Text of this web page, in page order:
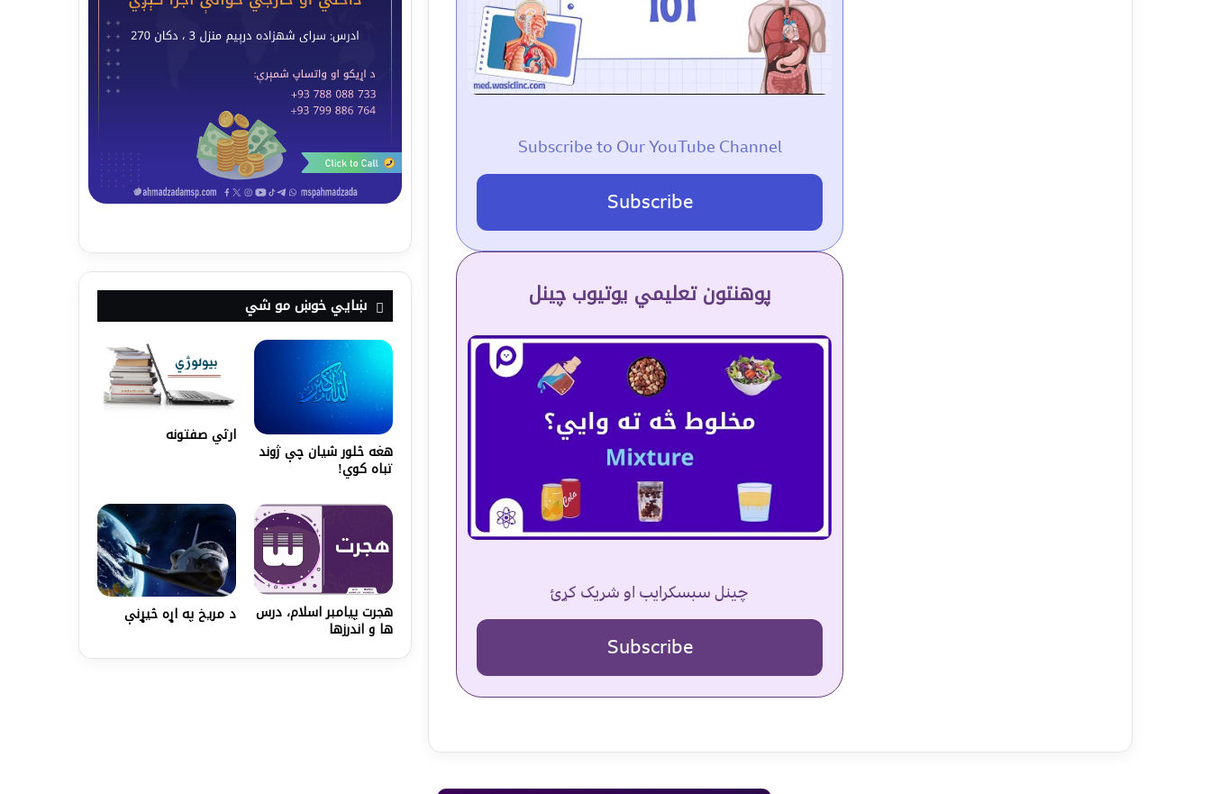
Subscribe to Our YouTube Channel
Subscribe
پوهنتون تعلیمي یوتیوب چینل
چینل سبسکرایب او شریک کړئ
Subscribe
ښايي خوښ مو شي
هغه څلور شیان چې ژوند
تباه کوي!
ارثي صفتونه
هجرت پیامبر اسلام، درس
ها و اندرزها
د مریخ په اړه څیړنې